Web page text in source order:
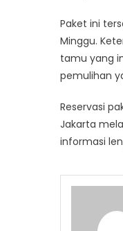
Paket ini
Minggu.
tamu yang
pemulihan
Reservasi
Jakarta
informasi